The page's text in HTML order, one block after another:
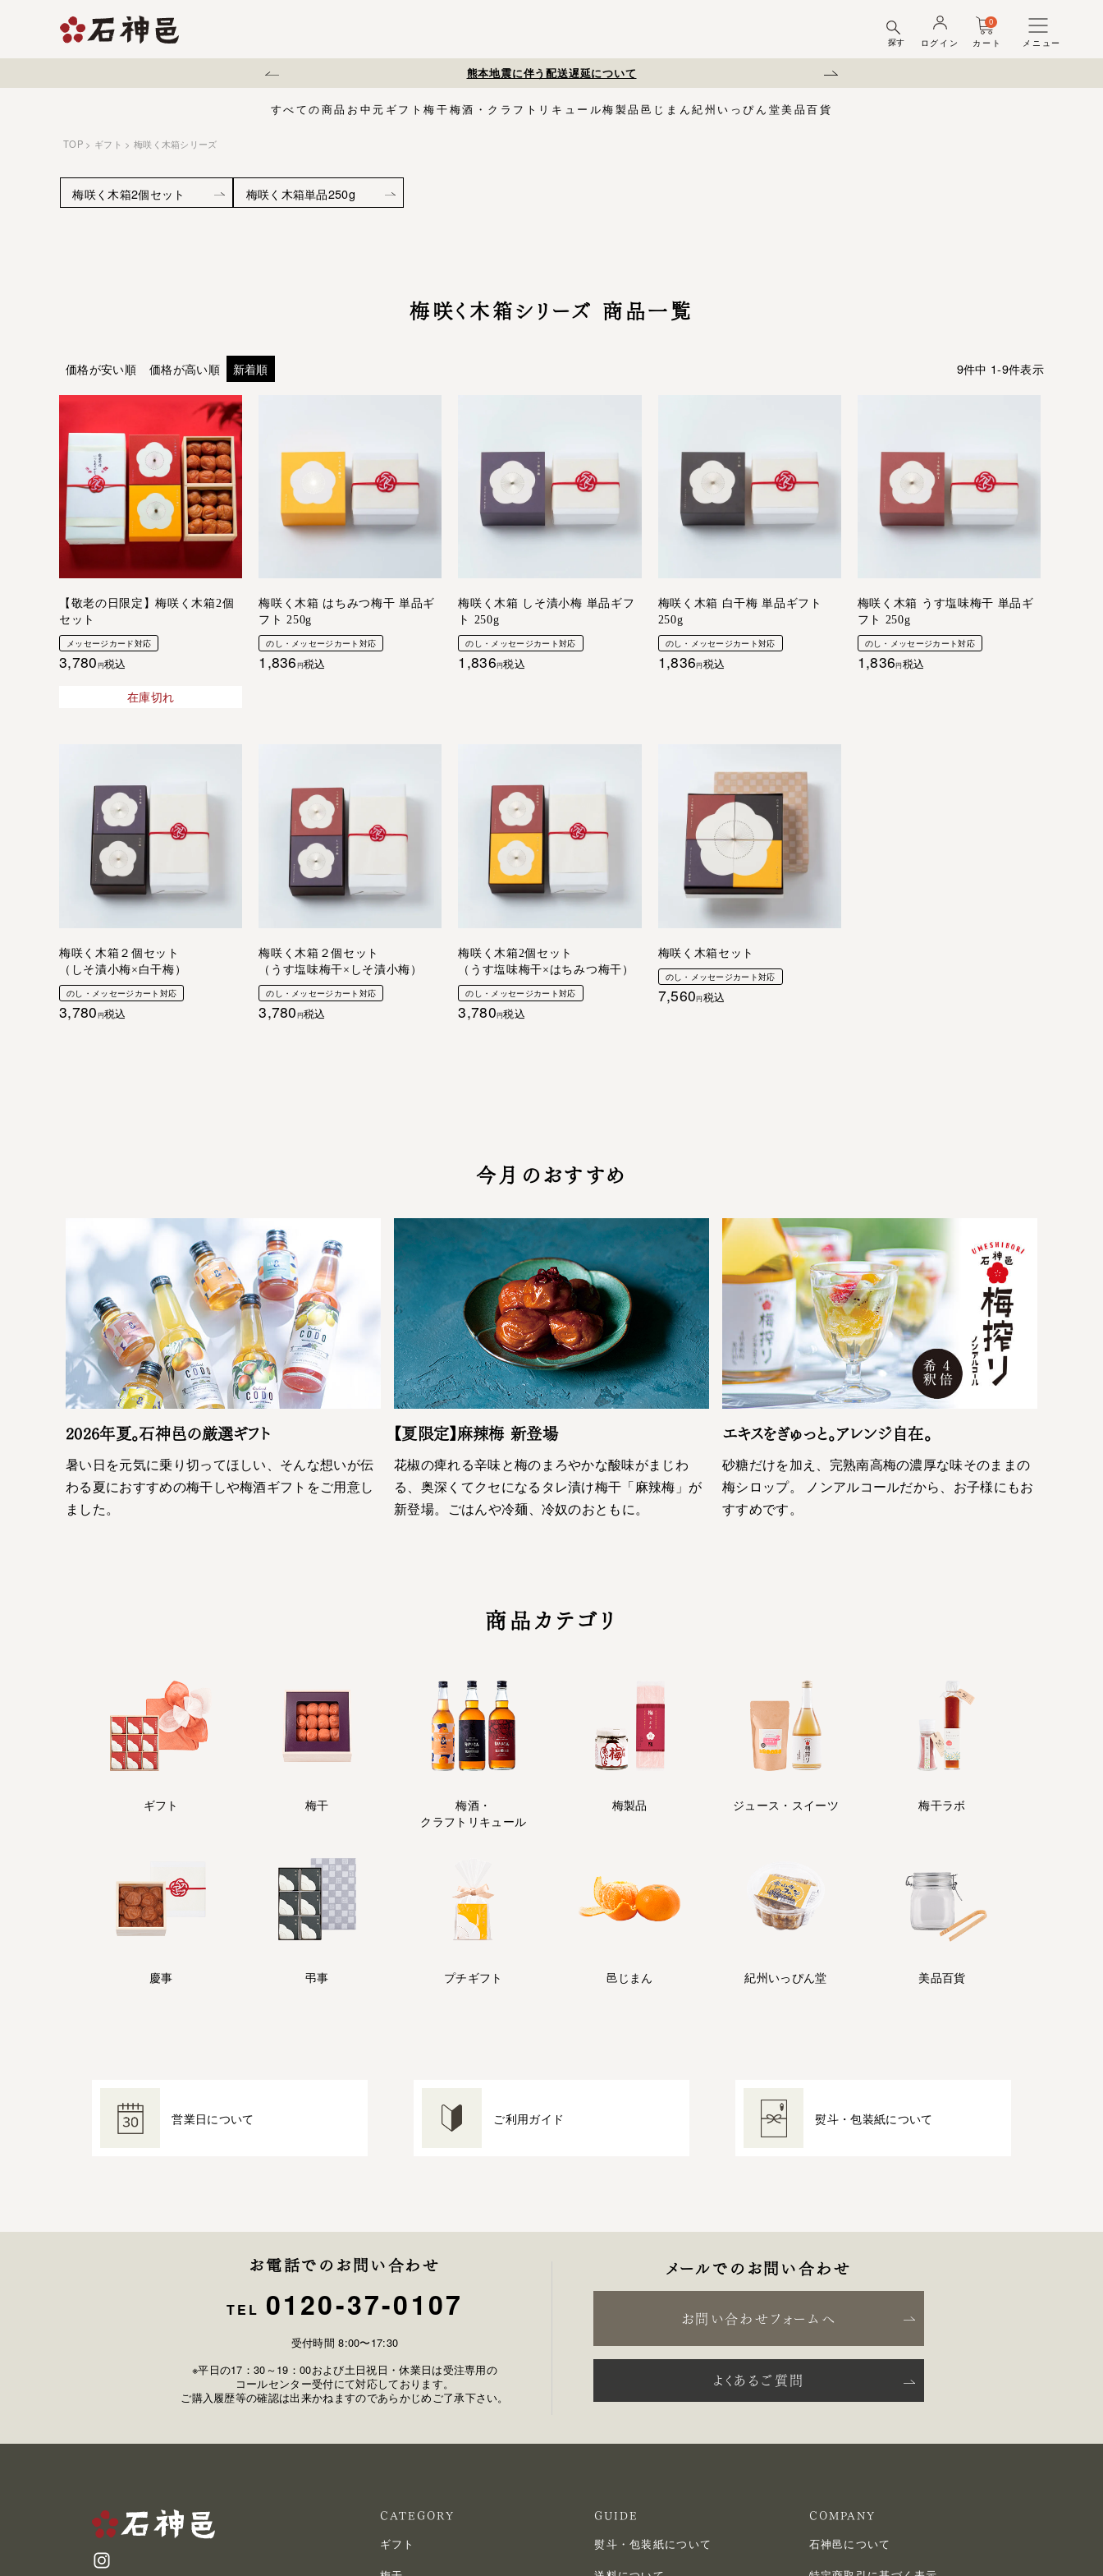
探す ログイン カート
0
メニュー
夏季休業のお知らせ
すべての商品 お中元 ギフト
1,000円〜 3,000円〜
梅干
有機栽培の梅干五穀酢仕立て白干梅 紀州石神の梅干シリーズ
梅干木箱
梅酒・クラフトリキュール梅製品 邑じまん紀州いっぴん堂美品百貨
TOP ギフト 梅咲く木箱シリーズ
梅咲く木箱2個セット 梅咲く木箱単品250g
梅咲く木箱シリーズ 商品一覧
価格が安い順 価格が高い順 新着順 9件中 1-9件表示
【敬老の日限定】梅咲く木箱2個
セット
メッセージカード対応
3,780 税込
在庫切れ
梅咲く木箱 はちみつ梅干 単品ギ
フト 250g
のし・メッセージカート対応
1,836 税込
梅咲く木箱 しそ漬小梅 単品ギフ
ト 250g
のし・メッセージカート対応
1,836 税込
梅咲く木箱 白干梅 単品ギフト
250g
のし・メッセージカート対応
1,836 税込
梅咲く木箱 うす塩味梅干 単品ギ
フト 250g
のし・メッセージカート対応
1,836 税込
梅咲く木箱２個セット
（しそ漬小梅×白干梅）
のし・メッセージカート対応
3,780 税込
梅咲く木箱２個セット
（うす塩味梅干×しそ漬小梅）
のし・メッセージカート対応
3,780 税込
梅咲く木箱2個セット
（うす塩味梅干×はちみつ梅干）
のし・メッセージカート対応
3,780 税込
梅咲く木箱セット
のし・メッセージカート対応
7,560 税込
今月のおすすめ
2026年夏。石神邑の厳選ギフト
暑い日を元気に乗り切ってほしい、そんな想いが伝
わる夏におすすめの梅干しや梅酒ギフトをご用意し
ました。
【夏限定】麻辣梅 新登場
花椒の痺れる辛味と梅のまろやかな酸味がまじわ
る、奥深くてクセになるタレ漬け梅干「麻辣梅」が
新登場。ごはんや冷麺、冷奴のおともに。
エキスをぎゅっと。アレンジ自在。
砂糖だけを加え、完熟南高梅の濃厚な味そのままの
梅シロップ。 ノンアルコールだから、お子様にもお
すすめです。
商品カテゴリ
ギフト 梅干
梅酒・
クラフトリキュール
梅製品 ジュース・ スイーツ 梅干ラボ
慶事 弔事 プチギフト 邑じまん 紀州いっぴん堂 美品百貨
営業日について ご利用ガイド 熨斗・包装紙について
お電話でのお問い合わせ
TEL 0120-37-0107
受付時間 8:00〜17:30
※平日の17：30～19：00および土日祝日・休業日は受注専用の
コールセンター受付にて対応しております。
ご購入履歴等の確認は出来かねますのであらかじめご了承下さい。
メールでのお問い合わせ
お問い合わせフォームへ
よくあるご質問
CATEGORY
ギフト
GUIDE
熨斗・包装紙について
COMPANY
石神邑について